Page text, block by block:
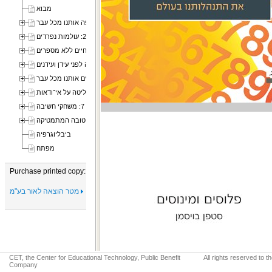
מבוא
פרק 1: המתמטיקה מקיפה אותנו מכל עבר
פרק 3: חיים ללא מספרים
פרק 4: מתמטיקה לפני עידן ועידנים
פרק 5: שינויים סובבים אותנו מכל עבר
פרק 6: תופסים שליטה על אי־ודאות
ביבליוגרפיה
מפתח
Purchase printed copy:
CET, the Center for Educational Technology, Public Benefit
Company
All rights reserved to